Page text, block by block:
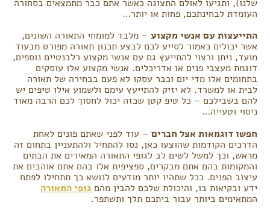
שלנו), ותגיעו לאולם התצוגה כאשר אתם כבר מתמצאים בסחורה
העומדת לבחינתכם, פחות או יותר…
התייעצות עם אנשי מקצוע– מלבד למומחי התאורה השונים,
אשר יכולים כאמור לסייע לכם לבצע תכנון תאורה מפורט מבעוד
מועד, ניתן ורצוי להתייעץ גם עם אנשי מקצוע רלבנטיים נוספים,
דוגמת מעצבי פנים או אדריכלים. אנשי מקצוע אלו עוסקים
בתחומים אלו מדי יום וכבר עסקו לא פעם בבחירה של תאורה
לבית או למשרד. לא יזיק להתייעץ עימם ולשמוע אילו טיפים יש
להם בשבילכם – כל טיפ קטן שכזה יכול לחסוך לכם הרבה מאוד
ניסוי וטעייה…
חפשו דוגמאות אצל חברים– עוד לפני שאתם פונים לאחת
הדרכים הקודמות שהוצעו כאן, נסו להתחיל ולהתעניין בתחום זה
מראש, וכך למשל לשים לב לגופי התאורה המאירים את הבתים
והמקומות בהם אתם מבקרים, ספציפית אלו בהם אתם אוהבים את
עיצוב הפנים. ככל שתהיו יותר מודעים לנושא כך תתחילו לפתח
ידע ובקיאות בו, והיכולת שלכם להבין מהם גופי התאורה
המתאימים ביותר עבור ביתכם תלך ותשתפר.